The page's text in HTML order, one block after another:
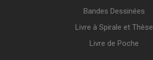
Bandes Dessinées
Livre à Spirale et Thèse
Livre de Poche